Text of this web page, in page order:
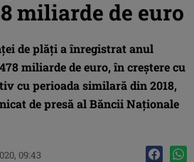
miliarde de euro
de plăţi a înregistrat anul
miliarde de euro, în creştere cu
cu perioada similară din 2018,
de presă al Băncii Naţionale
09:43